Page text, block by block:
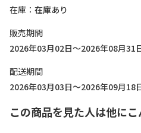
在庫
在庫あり
販売期間
2026年03月02日～2026年08月31
配送期間
2026年03月03日～2026年09月18
この商品を見た人は他に